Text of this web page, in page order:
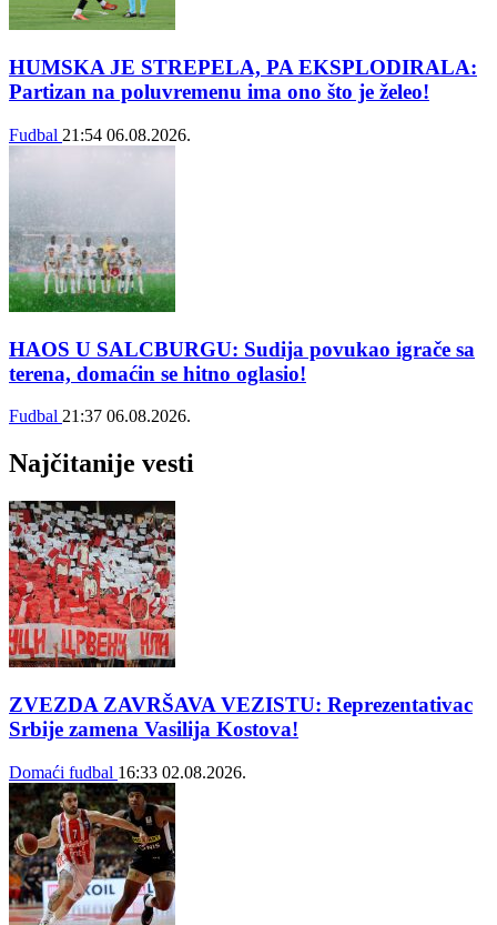
HUMSKA JE STREPELA, PA EKSPLODIRALA:
Partizan na poluvremenu ima ono što je želeo!
Fudbal 21:54 06.08.2026.
HAOS U SALCBURGU: Sudija povukao igrače sa
terena, domaćin se hitno oglasio!
Fudbal 21:37 06.08.2026.
Najčitanije vesti
ZVEZDA ZAVRŠAVA VEZISTU: Reprezentativac
Srbije zamena Vasilija Kostova!
Domaći fudbal 16:33 02.08.2026.